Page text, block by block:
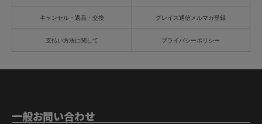
キャンセル・返品・交換 グレイス通信メルマガ登録
支払い方法に関して プライバシーポリシー
一般お問い合わせ